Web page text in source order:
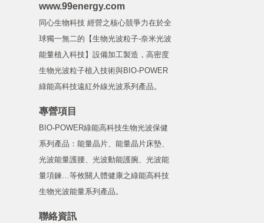
www.99energy.com
同心生物科技 經營之核心競爭力在於全
球獨一無二的【生物光波粒子-奈米光波
能量植入科技】設備加工製造，高密度
生物光波粒子植入技術與BIO-POWER
綠能高科技遠紅外線光波系列產品。
專營項目
BIO-POWER綠能高科技生物光波保健
系列產品：能量晶片、能量晶片床墊、
光波能量護腰、光波動能護腕、光波能
量項鍊…等攸關人體健康之綠能高科技
生物光波能量系列產品。
聯絡資訊